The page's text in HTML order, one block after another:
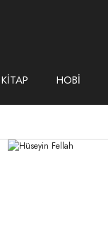
KİTAP HOBİ